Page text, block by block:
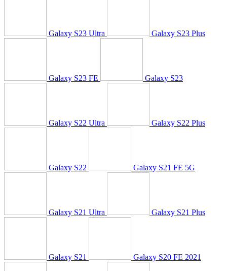
Galaxy S23 Ultra Galaxy S23 Plus
Galaxy S23 FE Galaxy S23
Galaxy S22 Ultra Galaxy S22 Plus
Galaxy S22 Galaxy S21 FE 5G
Galaxy S21 Ultra Galaxy S21 Plus
Galaxy S21 Galaxy S20 FE 2021